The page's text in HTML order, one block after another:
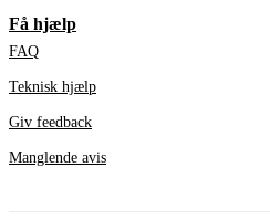
Få hjælp
FAQ
Teknisk hjælp
Giv feedback
Manglende avis